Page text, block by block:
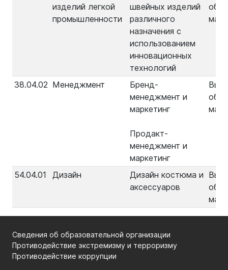
изделий легкой
промышленности
швейных изделий
различного
назначения с
использованием
инновационных
технологий
38.04.02 Менеджмент
Бренд-
менеджмент и
маркетинг
Продакт-
менеджмент и
маркетинг
54.04.01 Дизайн
Дизайн костюма и
аксессуаров
Сведения об образовательной организации
Противодействие экстремизму и терроризму
Противодействие коррупции